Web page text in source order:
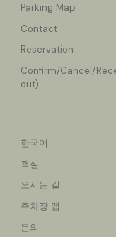
Parking Map
Contact
Reservation
Confirm/Cancel/
out)
한국어
객실
오시는 길
주차장 맵
문의